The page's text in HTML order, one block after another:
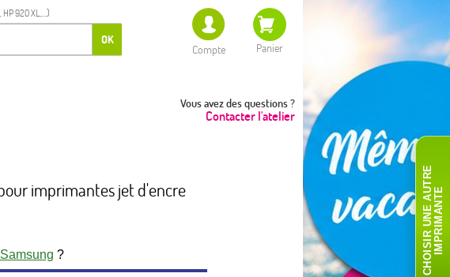
HP 920 XL,...)
OK
Compte Panier
Vous avez des questions ?
Contacter l'atelier
imprimantes jet d'encre
? C
H
O
I
S
I
R
U
N
E
AU
T
R
E
I
M
P
R
I
M
A
N
TE